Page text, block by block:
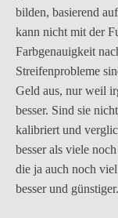
bilden, basierend
kann nicht mit der
Farbgenauigkeit
Streifenprobleme
Geld aus, nur weil
besser. Sind sie
kalibriert und
besser als viele
die ja auch noch
besser und günstiger.